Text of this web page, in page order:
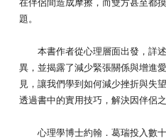
在伴侶間造成摩擦，而雙方甚至都
題。
本書作者從心理層面出發，詳述
異，並揭露了減少緊張關係與增進
見，讓我們學到如何減少挫折與失
透過書中的實用技巧，解決因伴侶
心理學博士約翰．葛瑞投入數十